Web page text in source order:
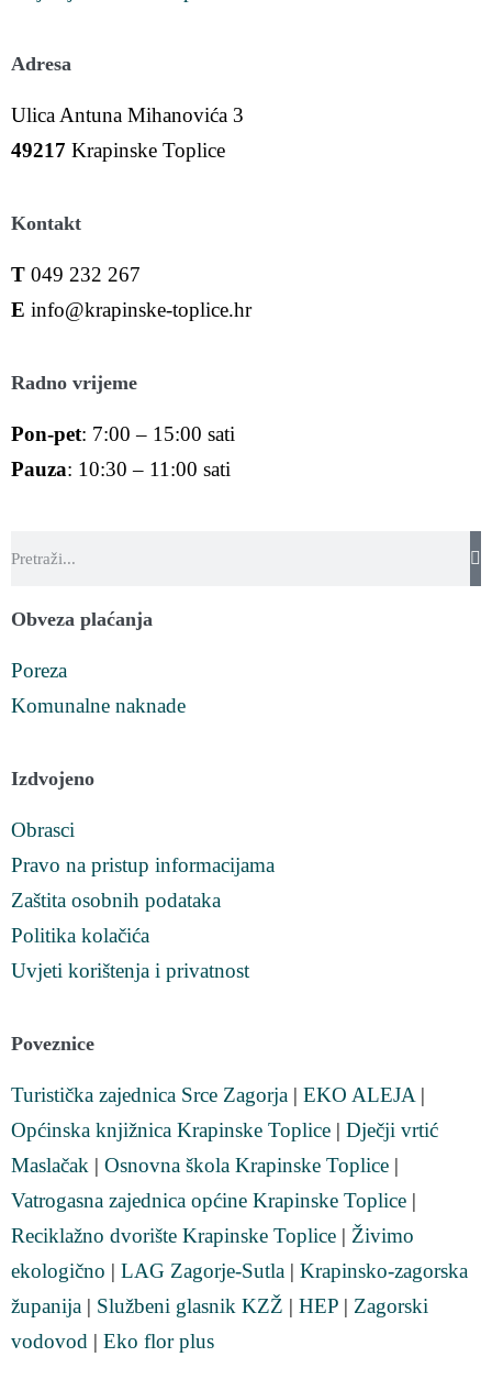
Adresa
Ulica Antuna Mihanovića 3
49217 Krapinske Toplice
Kontakt
T 049 232 267
E info@krapinske-toplice.hr
Radno vrijeme
Pon-pet: 7:00 – 15:00 sati
Pauza: 10:30 – 11:00 sati
Obveza plaćanja
Poreza
Komunalne naknade
Izdvojeno
Obrasci
Pravo na pristup informacijama
Zaštita osobnih podataka
Politika kolačića
Uvjeti korištenja i privatnost
Poveznice
Turistička zajednica Srce Zagorja | EKO ALEJA |
Općinska knjižnica Krapinske Toplice | Dječji vrtić
Maslačak | Osnovna škola Krapinske Toplice |
Vatrogasna zajednica općine Krapinske Toplice |
Reciklažno dvorište Krapinske Toplice | Živimo
ekologično | LAG Zagorje-Sutla | Krapinsko-zagorska
županija | Službeni glasnik KZŽ | HEP | Zagorski
vodovod | Eko flor plus